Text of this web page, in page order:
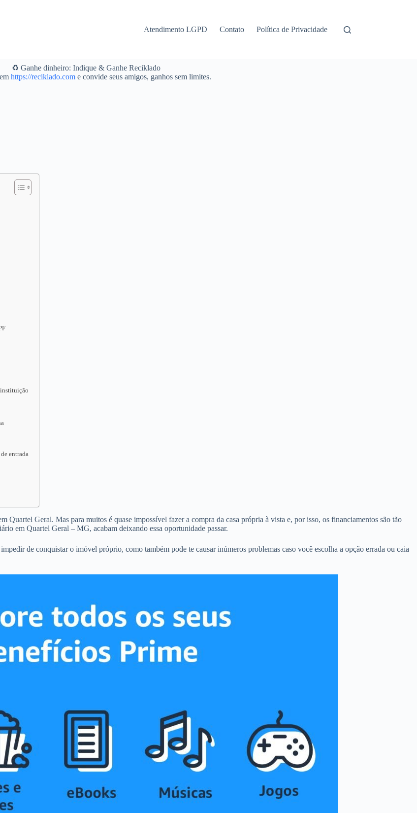
Atendimento LGPD Contato Política de Privacidade
♻️ Ganhe dinheiro: Indique & Ganhe Reciklado
https://reciklado.come convide seus amigos, ganhos sem limites.
entrada
Geral. Mas para muitos é quase impossível fazer a compra da casa própria à vista e, por isso, os financiamentos são tão
em Quartel Geral – MG, acabam deixando essa oportunidade passar.
de conquistar o imóvel próprio, como também pode te causar inúmeros problemas caso você escolha a opção errada ou caia